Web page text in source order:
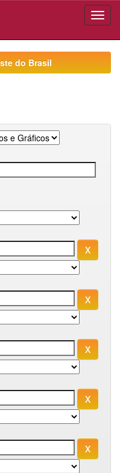
do Brasil